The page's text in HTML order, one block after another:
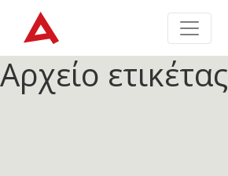
Αρχείο ετικέτας